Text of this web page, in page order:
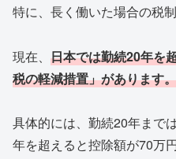
特に、長く働いた場合の税
現在、 日本では勤続20年を
税の軽減措置」があります。
具体的には、勤続20年まで
年を超えると控除額が70万